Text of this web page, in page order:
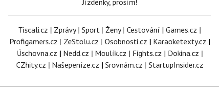
Jízdenky, prosím!
Tiscali.cz | Zprávy| Sport | Ženy| Cestování | Games.cz |
Profigamers.cz | ZeStolu.cz | Osobnosti.cz | Karaoketexty.cz |
Úschovna.cz | Nedd.cz | Moulík.cz | Fights.cz | Dokina.cz |
CZhity.cz | Našepeníze.cz | Srovnám.cz | StartupInsider.cz